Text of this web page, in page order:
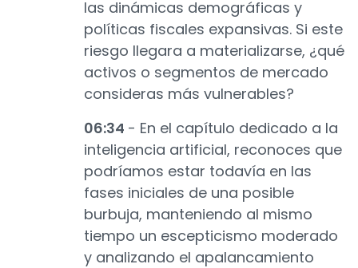
las dinámicas demográficas y
políticas fiscales expansivas. Si este
riesgo llegara a materializarse, ¿qué
activos o segmentos de mercado
consideras más vulnerables?
06:34 - En el capítulo dedicado a la
inteligencia artificial, reconoces que
podríamos estar todavía en las
fases iniciales de una posible
burbuja, manteniendo al mismo
tiempo un escepticismo moderado
y analizando el apalancamiento